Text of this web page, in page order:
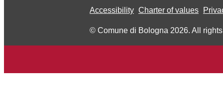
Accessibility Charter of values
© Comune di Bologna 2026. All